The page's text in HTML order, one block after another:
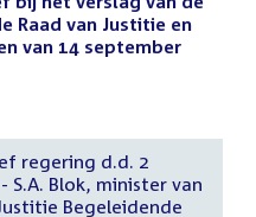
Raad van Justitie en
van 14 september
regering d.d. 2
S.A. Blok, minister van
Begeleidende